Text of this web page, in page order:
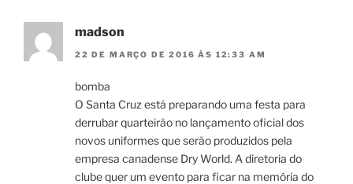
madson
22 DE MARÇO DE 2016 ÀS 12:33 AM
bomba
O Santa Cruz está preparando uma festa para
derrubar quarteirão no lançamento oficial dos
novos uniformes que serão produzidos pela
empresa canadense Dry World. A diretoria do
clube quer um evento para ficar na memória do